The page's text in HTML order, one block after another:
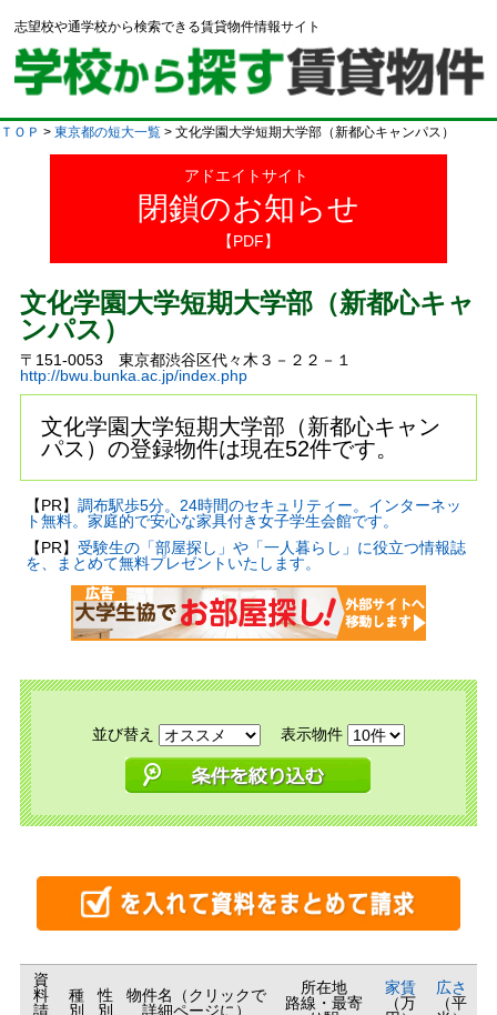
志望校や通学校から検索できる賃貸物件情報サイト
ＴＯＰ > 東京都の短大一覧 > 文化学園大学短期大学部（新都心キャンパス）
アドエイトサイト
閉鎖のお知らせ
【PDF】
文化学園大学短期大学部（新都心キャ
ンパス）
〒151-0053 東京都渋谷区代々木３－２２－１
http://bwu.bunka.ac.jp/index.php
文化学園大学短期大学部（新都心キャン
パス）の登録物件は現在52件です。
【PR】 調布駅歩5分。24時間のセキュリティー。インターネッ
ト無料。家庭的で安心な家具付き女子学生会館です。
【PR】 受験生の「部屋探し」や「一人暮らし」に役立つ情報誌
を、まとめて無料プレゼントいたします。
並び替え 表示物件
資
料
請
種
別
性
別
物件名（クリックで
詳細ページに）
所在地
路線・最寄
家賃
（万
広さ
（平